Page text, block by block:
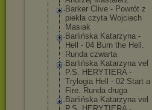
Barker Clive - Powrót z
piekła czyta Wojciech
Masiak
Barlińska Katarzyna -
Hell - 04 Burn the Hell.
Runda czwarta
Barlińska Katarzyna vel
P.S. HERYTIERA -
Trylogia Hell - 02 Start a
Fire. Runda druga
Barlińska Katarzyna vel